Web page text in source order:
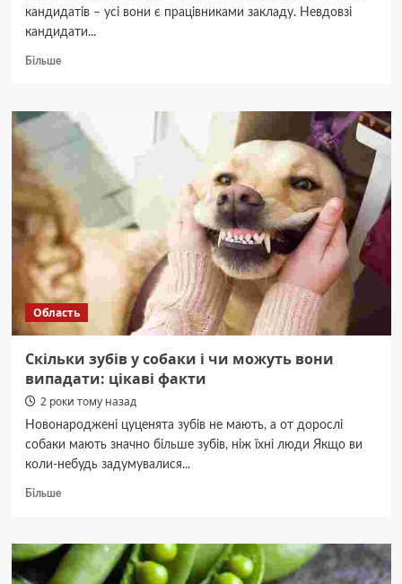
кандидатів – усі вони є працівниками закладу. Невдовзі
кандидати...
БільшеДокладніше
боротиметься
посаду
Чернівецького
національного
університету
15
травня
(ФОТО)
Область
Скільки зубів у собаки і чи можуть вони
випадати: цікаві факти
2 роки тому назад
Новонароджені цуценята зубів не мають, а от дорослі
собаки мають значно більше зубів, ніж їхні люди Якщо ви
коли-небудь задумувалися...
БільшеДокладніше
зубів
у
собаки